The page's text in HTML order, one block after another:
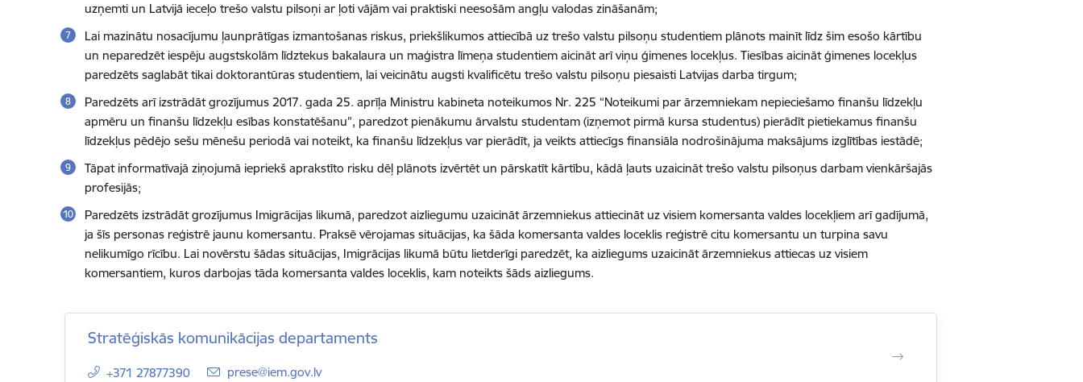
uzņemti un Latvijā ieceļo trešo valstu pilsoņi ar ļoti vājām vai praktiski neesošām angļu valodas zināšanām;
Lai mazinātu nosacījumu ļaunprātīgas izmantošanas riskus, priekšlikumos attiecībā uz trešo valstu pilsoņu studentiem plānots mainīt līdz šim esošo kārtību
un neparedzēt iespēju augstskolām līdztekus bakalaura un maģistra līmeņa studentiem aicināt arī viņu ģimenes locekļus. Tiesības aicināt ģimenes locekļus
paredzēts saglabāt tikai doktorantūras studentiem, lai veicinātu augsti kvalificētu trešo valstu pilsoņu piesaisti Latvijas darba tirgum;
Paredzēts arī izstrādāt grozījumus 2017. gada 25. aprīļa Ministru kabineta noteikumos Nr. 225 “Noteikumi par ārzemniekam nepieciešamo finanšu līdzekļu
apmēru un finanšu līdzekļu esības konstatēšanu”, paredzot pienākumu ārvalstu studentam (izņemot pirmā kursa studentus) pierādīt pietiekamus finanšu
līdzekļus pēdējo sešu mēnešu periodā vai noteikt, ka finanšu līdzekļus var pierādīt, ja veikts attiecīgs finansiāla nodrošinājuma maksājums izglītības iestādē;
Tāpat informatīvajā ziņojumā iepriekš aprakstīto risku dēļ plānots izvērtēt un pārskatīt kārtību, kādā ļauts uzaicināt trešo valstu pilsoņus darbam vienkāršajās
profesijās;
Paredzēts izstrādāt grozījumus Imigrācijas likumā, paredzot aizliegumu uzaicināt ārzemniekus attiecināt uz visiem komersanta valdes locekļiem arī gadījumā,
ja šīs personas reģistrē jaunu komersantu. Praksē vērojamas situācijas, ka šāda komersanta valdes loceklis reģistrē citu komersantu un turpina savu
nelikumīgo rīcību. Lai novērstu šādas situācijas, Imigrācijas likumā būtu lietderīgi paredzēt, ka aizliegums uzaicināt ārzemniekus attiecas uz visiem
komersantiem, kuros darbojas tāda komersanta valdes loceklis, kam noteikts šāds aizliegums.
Stratēģiskās komunikācijas departaments
+371 27877390 E-pasts:
prese@iem.gov.lv